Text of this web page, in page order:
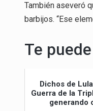
También aseveró
barbijos. “Ese
Te
Dichos de
Guerra de la
generando